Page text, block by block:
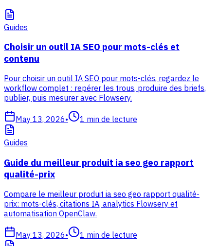
Guides
Choisir un outil IA SEO pour mots-clés et
contenu
Pour choisir un outil IA SEO pour mots-clés, regardez le
workflow complet : repérer les trous, produire des briefs,
publier, puis mesurer avec Flowsery.
May 13, 2026• 1 min de lecture
Guides
Guide du meilleur produit ia seo geo rapport
qualité-prix
Compare le meilleur produit ia seo geo rapport qualité-
prix: mots-clés, citations IA, analytics Flowsery et
automatisation OpenClaw.
May 13, 2026• 1 min de lecture